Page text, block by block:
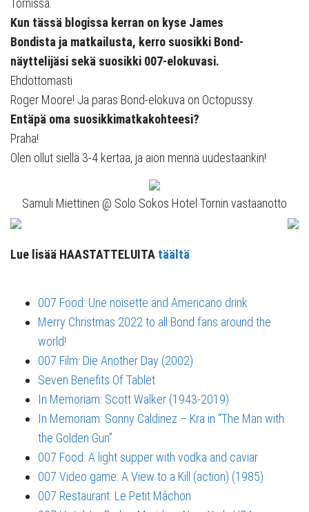
Tornissa.
Kun tässä blogissa kerran on kyse James
Bondista ja matkailusta, kerro suosikki Bond-
näyttelijäsi sekä suosikki 007-elokuvasi.
Ehdottomasti
Roger Moore! Ja paras Bond-elokuva on Octopussy.
Entäpä oma suosikkimatkakohteesi?
Praha!
Olen ollut siellä 3-4 kertaa, ja aion mennä uudestaankin!
Samuli Miettinen @ Solo Sokos Hotel Tornin vastaanotto
Lue lisää HAASTATTELUITA täältä
007 Food: Une noisette and Americano drink
Merry Christmas 2022 to all Bond fans around the
world!
007 Film: Die Another Day (2002)
Seven Benefits Of Tablet
In Memoriam: Scott Walker (1943-2019)
In Memoriam: Sonny Caldinez – Kra in “The Man with
the Golden Gun”
007 Food: A light supper with vodka and caviar
007 Video game: A View to a Kill (action) (1985)
007 Restaurant: Le Petit Mâchon